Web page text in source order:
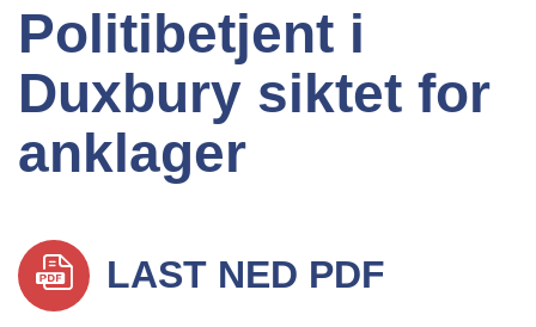
Politibetjent i
Duxbury siktet for
anklager
LAST NED PDF